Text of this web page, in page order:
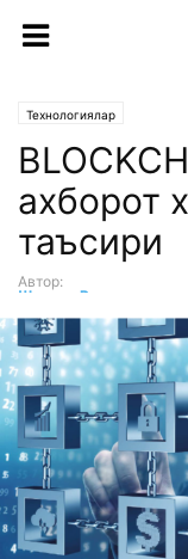
Технологиялар
ахборот
таъсири
Автор:
Шохрух Рахмат